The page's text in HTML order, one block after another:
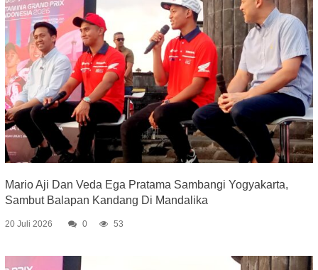
Mario Aji Dan Veda Ega Pratama Sambangi Yogyakarta,
Sambut Balapan Kandang Di Mandalika
20 Juli 2026 0 53